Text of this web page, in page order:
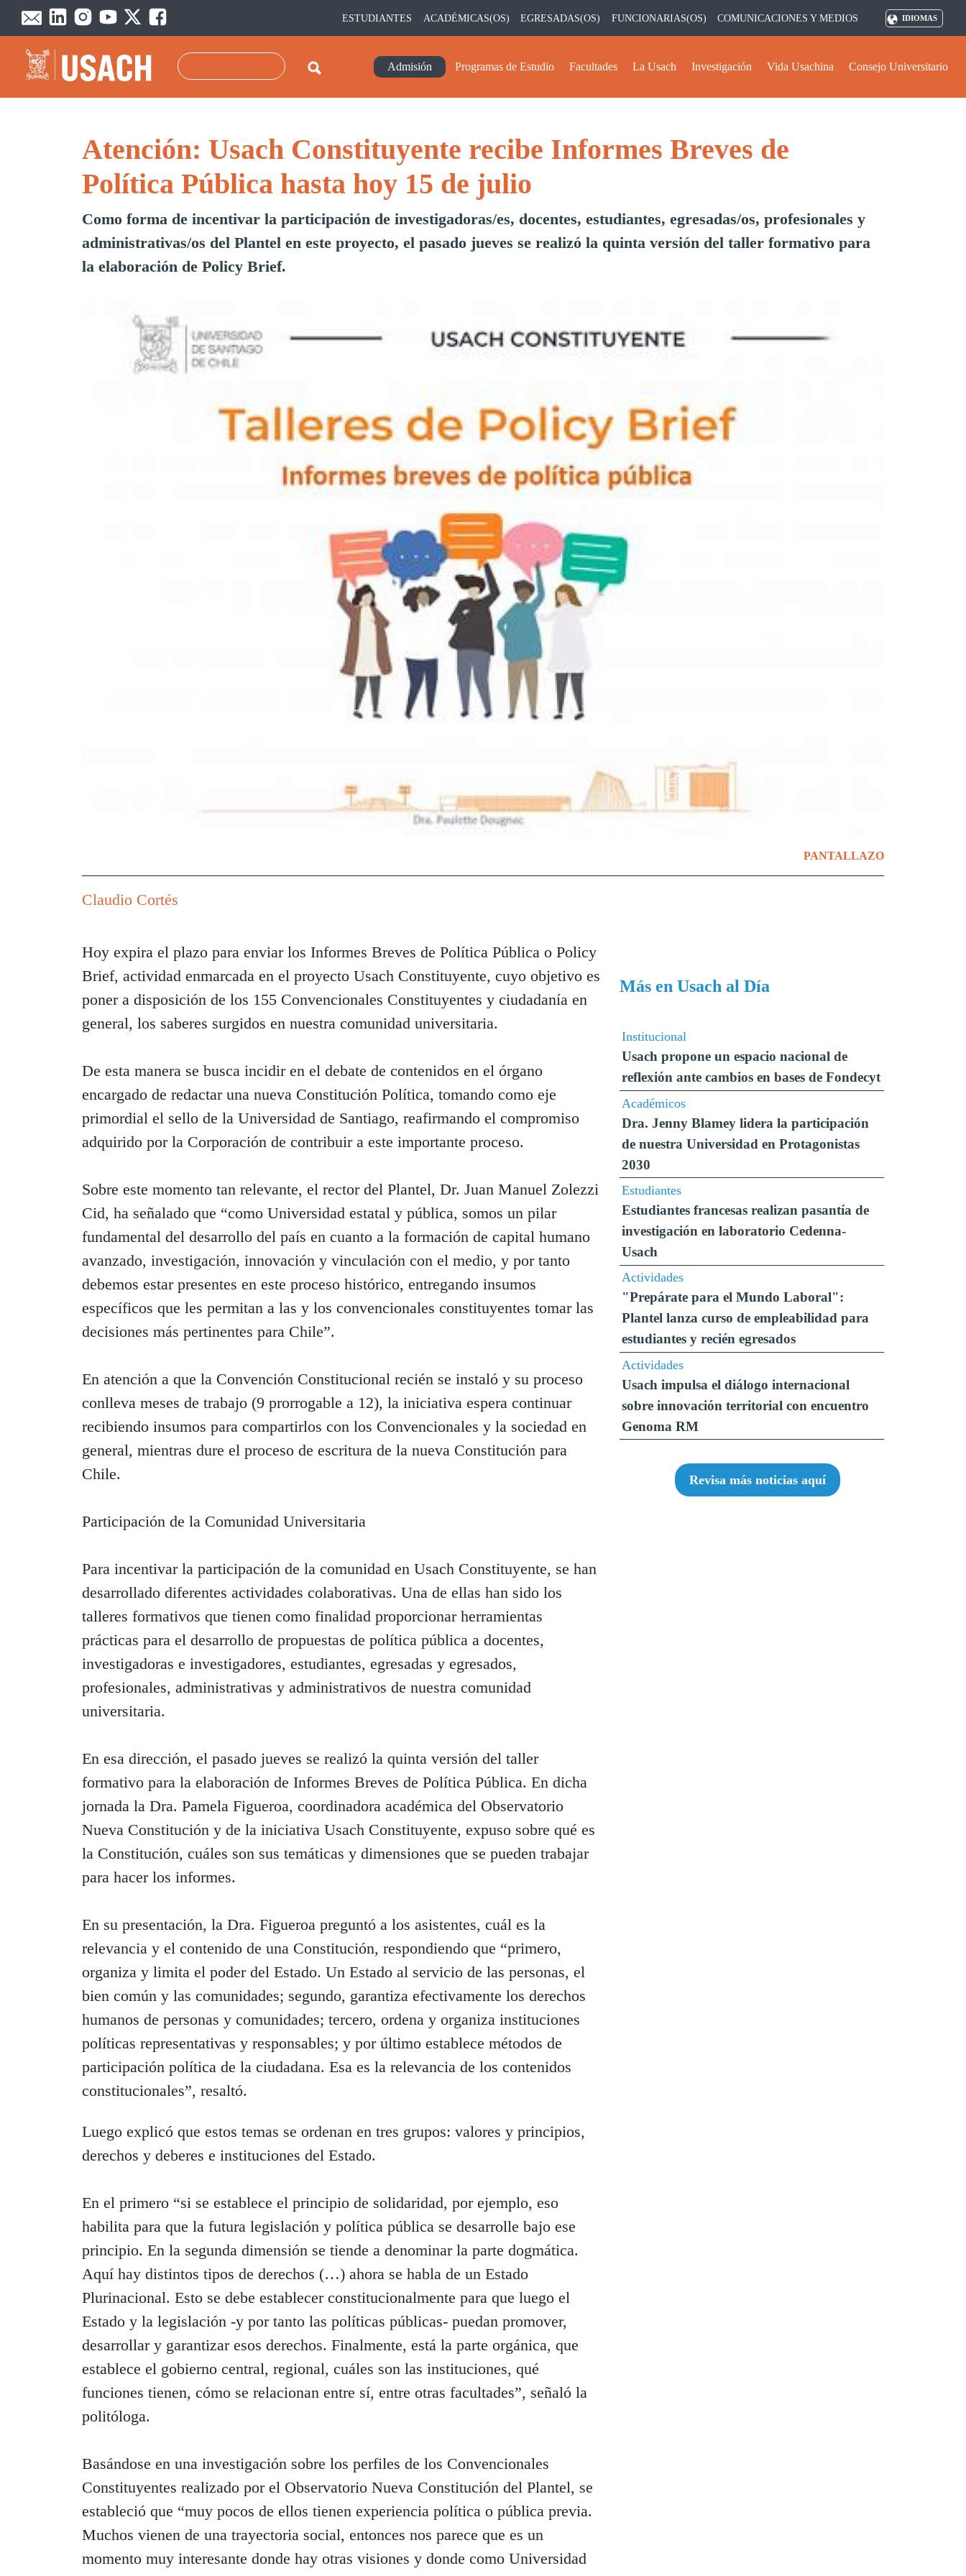
Pasar al contenido principal
ESTUDIANTES ACADÉMICAS(OS) EGRESADAS(OS) FUNCIONARIAS(OS) COMUNICACIONES Y MEDIOS IDIOMAS
Navegación principal
Admisión Programas de Estudio Facultades La Usach Investigación Vida Usachina Consejo Universitario
Atención: Usach Constituyente recibe Informes Breves de
Política Pública hasta hoy 15 de julio
Como forma de incentivar la participación de investigadoras/es, docentes, estudiantes, egresadas/os, profesionales y
administrativas/os del Plantel en este proyecto, el pasado jueves se realizó la quinta versión del taller formativo para
la elaboración de Policy Brief.
PANTALLAZO
Claudio Cortés
Hoy expira el plazo para enviar los Informes Breves de Política Pública o Policy
Brief, actividad enmarcada en el proyecto Usach Constituyente, cuyo objetivo es
poner a disposición de los 155 Convencionales Constituyentes y ciudadanía en
general, los saberes surgidos en nuestra comunidad universitaria.
De esta manera se busca incidir en el debate de contenidos en el órgano
encargado de redactar una nueva Constitución Política, tomando como eje
primordial el sello de la Universidad de Santiago, reafirmando el compromiso
adquirido por la Corporación de contribuir a este importante proceso.
Sobre este momento tan relevante, el rector del Plantel, Dr. Juan Manuel Zolezzi
Cid, ha señalado que “como Universidad estatal y pública, somos un pilar
fundamental del desarrollo del país en cuanto a la formación de capital humano
avanzado, investigación, innovación y vinculación con el medio, y por tanto
debemos estar presentes en este proceso histórico, entregando insumos
específicos que les permitan a las y los convencionales constituyentes tomar las
decisiones más pertinentes para Chile”.
En atención a que la Convención Constitucional recién se instaló y su proceso
conlleva meses de trabajo (9 prorrogable a 12), la iniciativa espera continuar
recibiendo insumos para compartirlos con los Convencionales y la sociedad en
general, mientras dure el proceso de escritura de la nueva Constitución para
Chile.
Participación de la Comunidad Universitaria
Para incentivar la participación de la comunidad en Usach Constituyente, se han
desarrollado diferentes actividades colaborativas. Una de ellas han sido los
talleres formativos que tienen como finalidad proporcionar herramientas
prácticas para el desarrollo de propuestas de política pública a docentes,
investigadoras e investigadores, estudiantes, egresadas y egresados,
profesionales, administrativas y administrativos de nuestra comunidad
universitaria.
En esa dirección, el pasado jueves se realizó la quinta versión del taller
formativo para la elaboración de Informes Breves de Política Pública. En dicha
jornada la Dra. Pamela Figueroa, coordinadora académica del Observatorio
Nueva Constitución y de la iniciativa Usach Constituyente, expuso sobre qué es
la Constitución, cuáles son sus temáticas y dimensiones que se pueden trabajar
para hacer los informes.
En su presentación, la Dra. Figueroa preguntó a los asistentes, cuál es la
relevancia y el contenido de una Constitución, respondiendo que “primero,
organiza y limita el poder del Estado. Un Estado al servicio de las personas, el
bien común y las comunidades; segundo, garantiza efectivamente los derechos
humanos de personas y comunidades; tercero, ordena y organiza instituciones
políticas representativas y responsables; y por último establece métodos de
participación política de la ciudadana. Esa es la relevancia de los contenidos
constitucionales”, resaltó.
Luego explicó que estos temas se ordenan en tres grupos: valores y principios,
derechos y deberes e instituciones del Estado.
En el primero “si se establece el principio de solidaridad, por ejemplo, eso
habilita para que la futura legislación y política pública se desarrolle bajo ese
principio. En la segunda dimensión se tiende a denominar la parte dogmática.
Aquí hay distintos tipos de derechos (…) ahora se habla de un Estado
Plurinacional. Esto se debe establecer constitucionalmente para que luego el
Estado y la legislación -y por tanto las políticas públicas- puedan promover,
desarrollar y garantizar esos derechos. Finalmente, está la parte orgánica, que
establece el gobierno central, regional, cuáles son las instituciones, qué
funciones tienen, cómo se relacionan entre sí, entre otras facultades”, señaló la
politóloga.
Basándose en una investigación sobre los perfiles de los Convencionales
Constituyentes realizado por el Observatorio Nueva Constitución del Plantel, se
estableció que “muy pocos de ellos tienen experiencia política o pública previa.
Muchos vienen de una trayectoria social, entonces nos parece que es un
momento muy interesante donde hay otras visiones y donde como Universidad
Más en Usach al Día
Institucional
Usach propone un espacio nacional de
reflexión ante cambios en bases de Fondecyt
Académicos
Dra. Jenny Blamey lidera la participación
de nuestra Universidad en Protagonistas
2030
Estudiantes
Estudiantes francesas realizan pasantía de
investigación en laboratorio Cedenna-
Usach
Actividades
"Prepárate para el Mundo Laboral":
Plantel lanza curso de empleabilidad para
estudiantes y recién egresados
Actividades
Usach impulsa el diálogo internacional
sobre innovación territorial con encuentro
Genoma RM
Revisa más noticias aquí